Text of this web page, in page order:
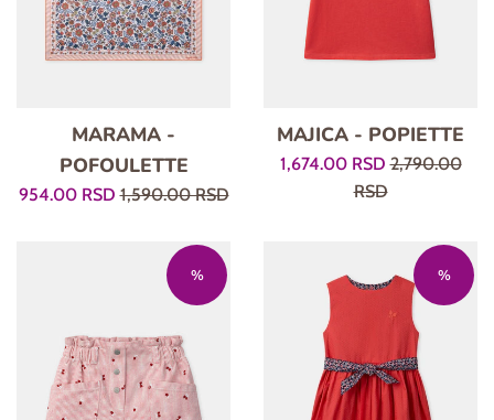
MARAMA -
POFOULETTE
Prodajna
954.00 RSDRegularna
1,590.00 RSD
MAJICA - POPIETTE
Prodajna
1,674.00 RSDRegularna
2,790.00
RSD
% %